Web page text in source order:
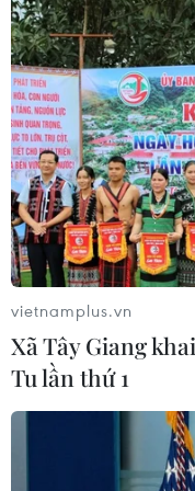
sau và nhét
Sau 6 ngày điều
được nội khí
tạng cải thiện
nhi cũng được
mạnh bình
vietnamplus.vn
Xã Tây Giang
Tu lần thứ 1